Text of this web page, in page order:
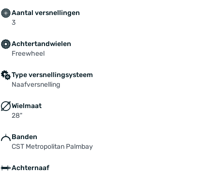
Aantal versnellingen
3
Achtertandwielen
Freewheel
Type versnellingsysteem
Naafversnelling
Wielmaat
28"
Banden
CST Metropolitan Palmbay
Achternaaf